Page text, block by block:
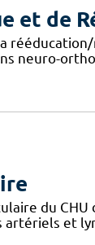
et de
neuro-
du
et